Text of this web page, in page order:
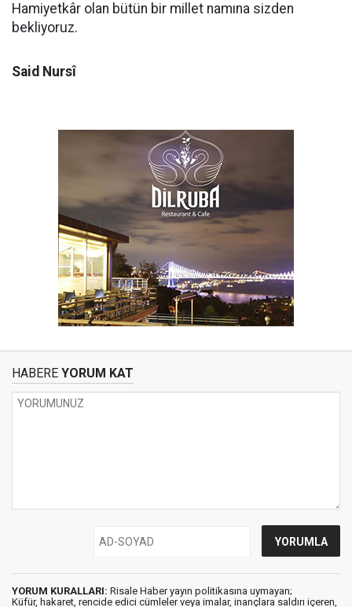
Hamiyetkâr olan bütün bir millet namına sizden
bekliyoruz.
Said Nursî
HABERE YORUM KAT
YORUM KURALLARI: Risale Haber yayın politikasına uymayan;
Küfür, hakaret, rencide edici cümleler veya imalar, inançlara saldırı içeren,